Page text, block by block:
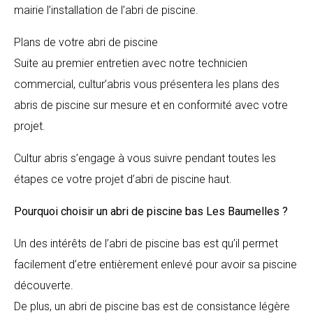
mairie l’installation de l’abri de piscine.
Plans de votre abri de piscine
Suite au premier entretien avec notre technicien
commercial, cultur’abris vous présentera les plans des
abris de piscine sur mesure et en conformité avec votre
projet.
Cultur abris s’engage à vous suivre pendant toutes les
étapes ce votre projet d’abri de piscine haut.
Pourquoi choisir un abri de piscine bas Les Baumelles ?
Un des intérêts de l’abri de piscine bas est qu’il permet
facilement d’etre entièrement enlevé pour avoir sa piscine
découverte.
De plus, un abri de piscine bas est de consistance légère